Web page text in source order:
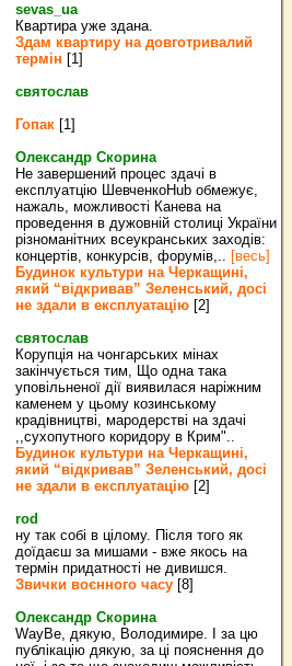
sevas_ua
Квартира уже здана.
Здам квартиру на довготривалий
термін [1]
святослав
Гопак [1]
Олександр Скорина
Не завершений процес здачі в
експлуатцію ШевченкоHub обмежує,
нажаль, можливості Канева на
проведення в дужовній столиці України
різноманітних всеукранських заходів:
концертів, конкурсів, форумів,.. [весь]
Будинок культури на Черкащині,
який “відкривав” Зеленський, досі
не здали в експлуатацію [2]
святослав
Корупція на чонгарських мінах
закінчується тим, Що одна така
уповільненої дії виявилася наріжним
каменем у цьому козинському
крадівництві, мародерстві на здачі
,,сухопутного коридору в Крим"..
Будинок культури на Черкащині,
який “відкривав” Зеленський, досі
не здали в експлуатацію [2]
rod
ну так собі в цілому. Після того як
доїдаєш за мишами - вже якось на
термін придатності не дивишся.
Звички воєнного часу [8]
Олександр Скорина
WayBe, дякую, Володимире. І за цю
публікацію дякую, за ці пояснення до